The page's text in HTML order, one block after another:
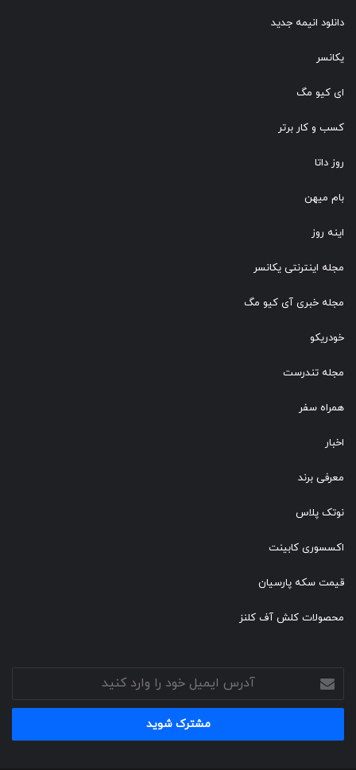
دانلود انیمه جدید
یکانسر
ای کیو مگ
کسب و کار برتر
روز داتا
بام میهن
اینه روز
مجله اینترنتی یکانسر
مجله خبری آی کیو مگ
خودریکو
مجله‌ تندرست
همراه سفر
اخبار
معرفی برند
نوتک پلاس
اکسسوری کابینت
قیمت سکه پارسیان
محصولات کلش آف کلنز
ایمیل
خود
وارد